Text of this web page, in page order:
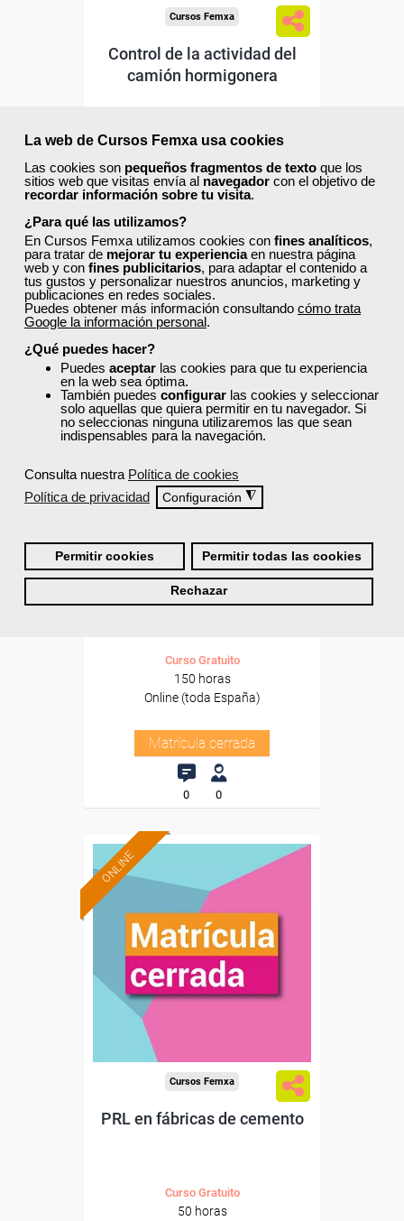
La web de Cursos Femxa usa cookies
Las cookies son pequeños fragmentos de texto que los
sitios web que visitas envía al navegador con el objetivo de
recordar información sobre tu visita.
¿Para qué las utilizamos?
En Cursos Femxa utilizamos cookies con fines analíticos,
para tratar de mejorar tu experienciaen nuestra página
web y con fines publicitarios, para adaptar el contenido a
tus gustos y personalizar nuestros anuncios, marketing y
publicaciones en redes sociales.
Puedes obtener más información consultando cómo trata
Google la información personal.
¿Qué puedes hacer?
Puedes aceptar las cookies para que tu experiencia
en la web sea óptima.
También puedes configurar las cookies y seleccionar
solo aquellas que quiera permitir en tu navegador. Si
no seleccionas ninguna utilizaremos las que sean
indispensables para la navegación.
Consulta nuestra Política de cookies
Política de privacidad
Configuración ◮
Permitir cookies Permitir todas las cookies
Rechazar
Cursos Femxa
Control de la actividad del
camión hormigonera
40 horas
Online (toda España)
4 76
ONLINE
Cursos Femxa
Gestión logística
Curso Gratuito
150 horas
Online (toda España)
Matrícula cerrada
0 0
ONLINE
Cursos Femxa
PRL en fábricas de cemento
Curso Gratuito
50 horas